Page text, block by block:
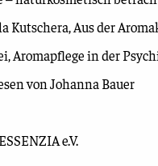
Kutschera, Aus der
Aromapflege in der
von Johanna Bauer
e.V.